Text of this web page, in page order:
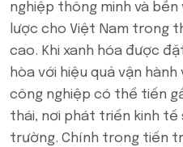
nghiệp thông minh và
lược cho Việt Nam trong
cao. Khi xanh hóa được
hòa với hiệu quả vận
công nghiệp có thể tiến
thái, nơi phát triển kinh tế
trường. Chính trong tiến